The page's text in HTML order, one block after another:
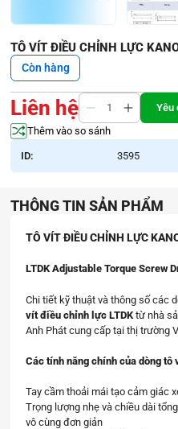
TÔ VÍT ĐIỀU CHỈNH LỰC
Còn hàng
Liên hệ
Yêu
Thêm vào so sánh
ID: 3595
THÔNG TIN SẢN PHẨM
TÔ VÍT ĐIỀU CHỈNH LỰC
LTDK Adjustable Torque Screw
Chi tiết kỹ thuật và thông số các
vít điều chỉnh lực LTDKtừ nhà
Anh Phát cung cấp tại thị trường
Các tính năng chính của dòng
Tay cầm thoải mái tạo cảm giác
Trọng lượng nhẹ và chiều dài
vô cùng đơn giản